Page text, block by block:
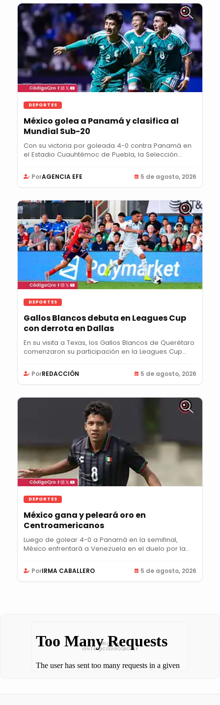
DEPORTES
México golea a Panamá y clasifica al
Mundial Sub-20
Con su victoria por goleada 4-0 contra Panamá en
el Estadio Cuauhtémoc de Puebla, la Selección...
PorAGENCIA EFE 5 de agosto, 2026
DEPORTES
Gallos Blancos debuta en Leagues Cup
con derrota en Dallas
En su visita a Texas, los Gallos Blancos de Querétaro
comenzaron su participación en la Leagues Cup...
PorREDACCIÓN 5 de agosto, 2026
DEPORTES
México gana y peleará oro en
Centroamericanos
Luego de golear 4-0 a Panamá en la semifinal,
México enfrentará a Venezuela en el duelo por la...
PorIRMA CABALLERO 5 de agosto, 2026